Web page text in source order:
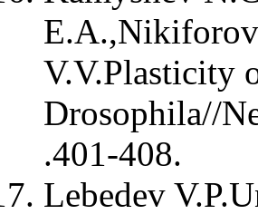
E.A.,Nikiforov
V.V.Plasticity
Drosophila//
.401-408.
Lebedev